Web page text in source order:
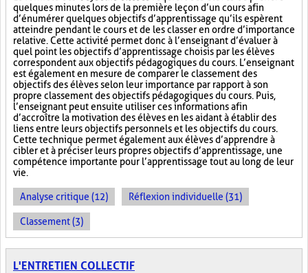
quelques minutes lors de la première leçon d’un cours afin
d’énumérer quelques objectifs d’apprentissage qu’ils espèrent
atteindre pendant le cours et de les classer en ordre d’importance
relative. Cette activité permet donc à l’enseignant d’évaluer à
quel point les objectifs d’apprentissage choisis par les élèves
correspondent aux objectifs pédagogiques du cours. L’enseignant
est également en mesure de comparer le classement des
objectifs des élèves selon leur importance par rapport à son
propre classement des objectifs pédagogiques du cours. Puis,
l’enseignant peut ensuite utiliser ces informations afin
d’accroître la motivation des élèves en les aidant à établir des
liens entre leurs objectifs personnels et les objectifs du cours.
Cette technique permet également aux élèves d’apprendre à
cibler et à préciser leurs propres objectifs d’apprentissage, une
compétence importante pour l’apprentissage tout au long de leur
vie.
Analyse critique (12) Réflexion individuelle (31)
Classement (3)
L'ENTRETIEN COLLECTIF